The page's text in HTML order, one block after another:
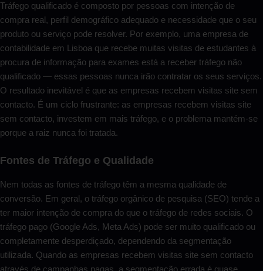
Tráfego qualificado é composto por pessoas com intenção de
compra real, perfil demográfico adequado e necessidade que o seu
produto ou serviço pode resolver. Por exemplo, uma empresa de
contabilidade em Lisboa que recebe muitas visitas de estudantes à
procura de informação para exames está a receber tráfego não
qualificado — essas pessoas nunca irão contratar os seus serviços.
O resultado inevitável é que as empresas recebem visitas site sem
contacto. É um ciclo frustrante: as empresas recebem visitas site
sem contacto, investem em mais tráfego, e o problema mantém-se
porque a raiz nunca foi tratada.
Fontes de Tráfego e Qualidade
Nem todas as fontes de tráfego têm a mesma qualidade de
conversão. Em geral, o tráfego orgânico de pesquisa (SEO) tende a
ter maior intenção de compra do que o tráfego de redes sociais. O
tráfego pago (Google Ads, Meta Ads) pode ser muito qualificado ou
completamente desperdiçado, dependendo da segmentação
utilizada. Quando as empresas recebem visitas site sem contacto
através de campanhas pagas, a segmentação errada é quase